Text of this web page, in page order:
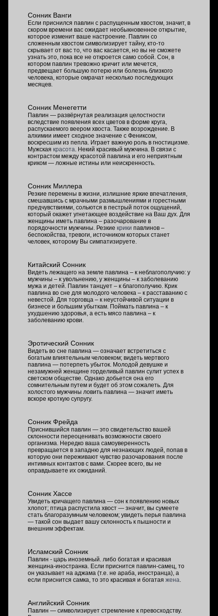
Сонник Ванги
Если приснился павлин с распущенным хвостом, значит, в
скором времени вас ожидает необыкновенное открытие,
которое изменит ваше настроение. Павлин со
сложенным хвостом символизирует тайну, кто-то
скрывает от вас то, что вас касается, но вы не сможете
узнать это, пока все не откроется само собой. Сон, в
котором павлин тревожно кричит или мечется,
предвещает большую потерю или болезнь близкого
человека, которые омрачат несколько последующих
месяцев.
Сонник Менегетти
Павлин — развёрнутая реализация целостности
вследствие появления всех цветов в форме круга,
распускаемого веером хвоста. Также возрождение. В
алхимии имеет сходное значение с Фениксом,
воскресшим из пепла. Играет важную роль в гностицизме.
Мужская красота. Некий красивый мужчина. В связи с
контрастом между красотой павлина и его неприятным
криком — ложные истины или неискренность.
Сонник Миллера
Резкие перемены в жизни, излишние яркие впечатления,
смешавшись с мрачными размышлениями и горестными
предчувствиями, сольются в пестрый поток ощущений,
который окажет угнетающее воздействие на Ваш дух. Для
женщины иметь павлина – разочарование в
порядочности мужчины. Резкие крики павлинов –
беспокойства, тревоги, источником которых станет
человек, которому Вы симпатизируете.
Китайский Сонник
Видеть лежащего на земле павлина – к неблагополучию: у
мужчины – к увольнению, у женщины – к заболеванию
мужа и детей. Павлин танцует – к благополучию. Крик
павлина во сне для молодого человека – к расставанию с
невестой. Для торговца – к неустойчивой ситуации в
бизнесе и большим убыткам. Поймать павлина – к
ухудшению здоровья, а есть мясо павлина – к
заболеванию крови.
Эротический Сонник
Видеть во сне павлина — означает встретиться с
богатым влиятельным человеком; видеть мертвого
павлина — потерпеть убыток. Молодой девушке и
незамужней женщине горделивый павлин сулит успех в
светском обществе. Однако добьется она его
сомнительным путем и будет об этом сожалеть. Для
холостого мужчины ловить павлина — значит иметь
вскоре кроткую супругу.
Сонник Фрейда
Приснившийся павлин — это свидетельство вашей
склонности переоценивать возможности своего
организма. Нередко ваша самоуверенность
превращается в западню для незнающих людей, попав в
которую они переживают чувство разочарования после
интимных контактов с вами. Скорее всего, вы не
оправдываете их ожиданий.
Сонник Хассе
Увидеть кричащего павлина — сон к появлению новых
хлопот; птица распустила хвост — значит, вы сумеете
стать благоразумным человеком; увидеть перья павлина
— такой сон выдает вашу склонность к пышности и
внешним эффектам.
Исламский Сонник
Павлин - царь иноземный. либо богатая и красивая
женщина-иностранка. Если приснится павлин-самец, то
он указывает на аджама (т.е. не араба, иностранца), а
если приснится самка, то это красивая и богатая жена.
Английский Сонник
Павлин — символизирует стремление к превосходству.